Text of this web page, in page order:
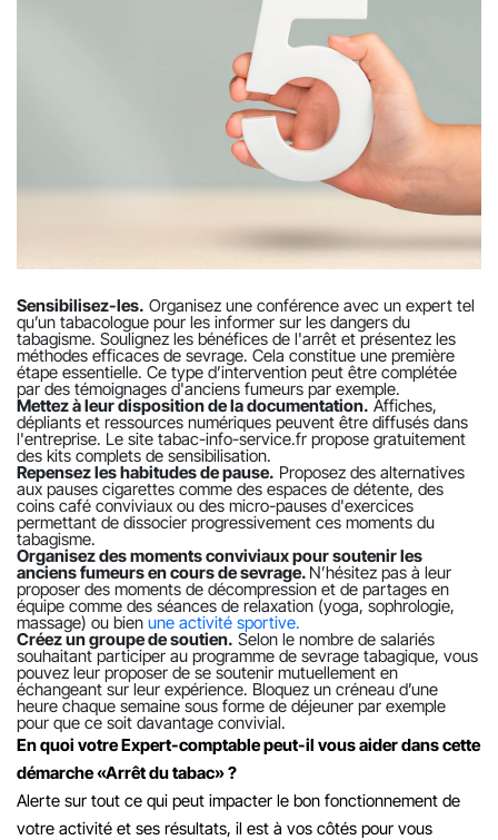
Sensibilisez-les. Organisez une conférence avec un expert tel
qu’un tabacologue pour les informer sur les dangers du
tabagisme. Soulignez les bénéfices de l'arrêt et présentez les
méthodes efficaces de sevrage. Cela constitue une première
étape essentielle. Ce type d’intervention peut être complétée
par des témoignages d'anciens fumeurs par exemple.
Mettez à leur disposition de la documentation. Affiches,
dépliants et ressources numériques peuvent être diffusés dans
l'entreprise. Le site tabac-info-service.fr propose gratuitement
des kits complets de sensibilisation.
Repensez les habitudes de pause. Proposez des alternatives
aux pauses cigarettes comme des espaces de détente, des
coins café conviviaux ou des micro-pauses d'exercices
permettant de dissocier progressivement ces moments du
tabagisme.
Organisez des moments conviviaux pour soutenir les
anciens fumeurs en cours de sevrage. N’hésitez pas à leur
proposer des moments de décompression et de partages en
équipe comme des séances de relaxation (yoga, sophrologie,
massage) ou bien une activité sportive.
Créez un groupe de soutien. Selon le nombre de salariés
souhaitant participer au programme de sevrage tabagique, vous
pouvez leur proposer de se soutenir mutuellement en
échangeant sur leur expérience. Bloquez un créneau d’une
heure chaque semaine sous forme de déjeuner par exemple
pour que ce soit davantage convivial.
En quoi votre Expert-comptable peut-il vous aider dans cette
démarche «Arrêt du tabac» ?
Alerte sur tout ce qui peut impacter le bon fonctionnement de
votre activité et ses résultats, il est à vos côtés pour vous